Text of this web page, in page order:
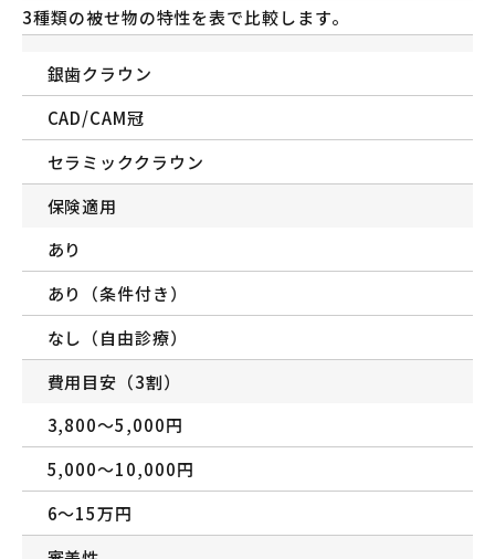
3種類の被せ物の特性を表で比較します。
銀歯クラウン
CAD/CAM冠
セラミッククラウン
保険適用
あり
あり（条件付き）
なし（自由診療）
費用目安（3割）
3,800〜5,000円
5,000〜10,000円
6〜15万円